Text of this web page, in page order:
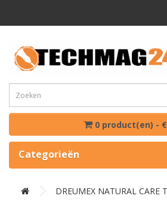
0 product(en) -
Categorieën
DREUMEX NATURAL CARE